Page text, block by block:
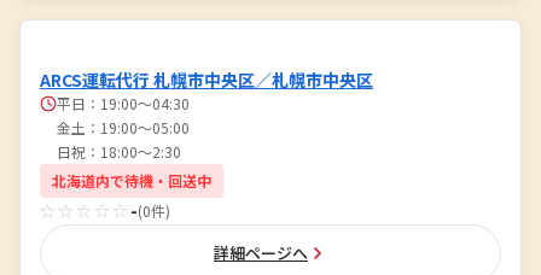
ARCS運転代行 札幌市中央区／札幌市中央区
平日：19:00〜04:30
金土：19:00〜05:00
日祝：18:00～2:30
北海道内で待機・回送中
☆☆☆☆☆ -(0件)
詳細ページへ